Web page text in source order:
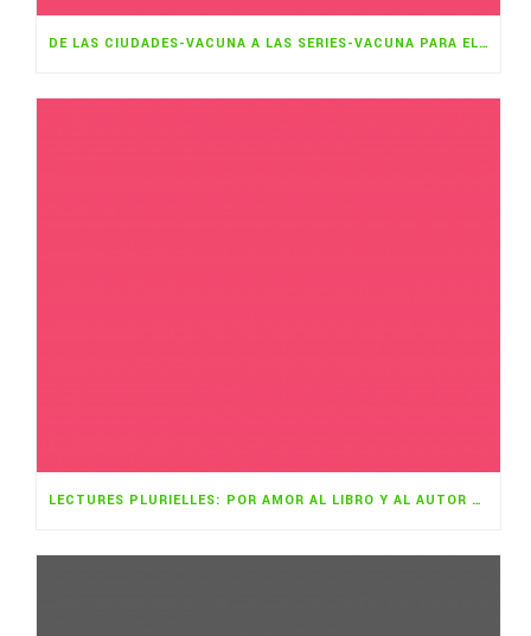
DE LAS CIUDADES-VACUNA A LAS SERIES-VACUNA PARA EL CAMBIO CLIMÁTICO
LECTURES PLURIELLES: POR AMOR AL LIBRO Y AL AUTOR NOVEL